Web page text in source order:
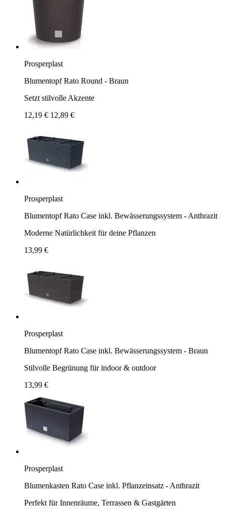
Prosperplast
Blumentopf Rato Round - Braun
Setzt stilvolle Akzente
12,19 € 12,89 €
Prosperplast
Blumentopf Rato Case inkl. Bewässerungssystem - Anthrazit
Moderne Natürlichkeit für deine Pflanzen
13,99 €
Prosperplast
Blumentopf Rato Case inkl. Bewässerungssystem - Braun
Stilvolle Begrünung für indoor & outdoor
13,99 €
Prosperplast
Blumenkasten Rato Case inkl. Pflanzeinsatz - Anthrazit
Perfekt für Innenräume, Terrassen & Gastgärten